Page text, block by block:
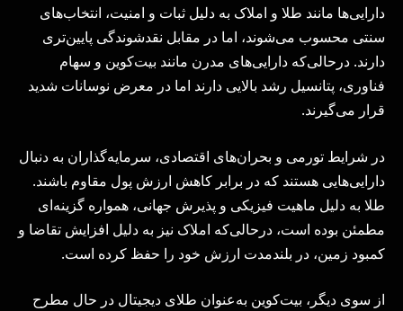
دارایی‌ها مانند طلا و املاک به دلیل ثبات و امنیت، انتخاب‌های
سنتی محسوب می‌شوند، اما در مقابل نقدشوندگی پایین‌تری
دارند. درحالی‌که دارایی‌های مدرن مانند بیت‌کوین و سهام
فناوری، پتانسیل رشد بالایی دارند اما در معرض نوسانات شدید
قرار می‌گیرند.
در شرایط تورمی و بحران‌های اقتصادی، سرمایه‌گذاران به دنبال
دارایی‌هایی هستند که در برابر کاهش ارزش پول مقاوم باشند.
طلا به دلیل ماهیت فیزیکی و پذیرش جهانی، همواره گزینه‌ای
مطمئن بوده است، درحالی‌که املاک نیز به دلیل افزایش تقاضا و
کمبود زمین، در بلندمدت ارزش خود را حفظ کرده است.
از سوی دیگر، بیت‌کوین به‌عنوان طلای دیجیتال در حال مطرح